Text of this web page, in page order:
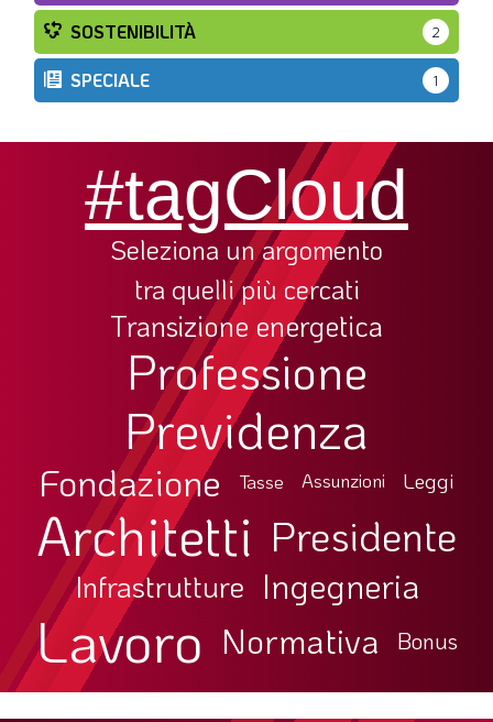
SOSTENIBILITÀ 2
SPECIALE 1
#tagCloud
Seleziona un argomento
tra quelli più cercati
Transizione energetica
Professione
Previdenza
Fondazione Tasse Assunzioni Leggi
Architetti Presidente
Infrastrutture Ingegneria
Lavoro Normativa Bonus